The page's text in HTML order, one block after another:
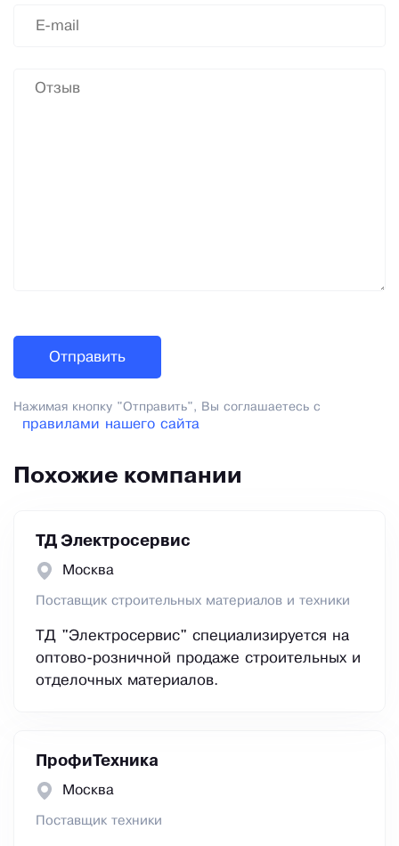
Нажимая кнопку "Отправить", Вы соглашаетесь с
правилами нашего сайта
Похожие компании
ТД Электросервис
Москва
Поставщик строительных материалов и техники
ТД "Электросервис" специализируется на
оптово-розничной продаже строительных и
отделочных материалов.
ПрофиТехника
Москва
Поставщик техники